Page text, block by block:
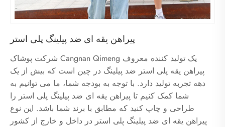
پیراهن یقه ای ضد پیلینگ پلی استر
شرکت پوشاک Cangnan Qimeng یک تولید کننده معروف
پیراهن یقه پلی استر ضد پیلینگ در چین است که بیش از یک
دهه تجربه تولید دارد. با توجه به بودجه شما، ما می توانیم به
شما کمک کنیم تا پیراهن یقه ای ضد پیلینگ پلی استر را
طراحی و چاپ کنید که مطابق با برند شما باشد. این نوع
پیراهن یقه ای ضد پیلینگ پلی استر در داخل و خارج از کشور